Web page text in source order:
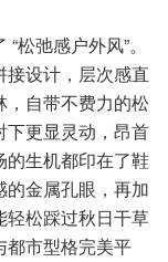
松弛感户外风”。
设计，层次感直
，自带不费力的松
下更显灵动，昂首
生机都印在了鞋
金属孔眼，再加
轻松踩过秋日干草
都市型格完美平